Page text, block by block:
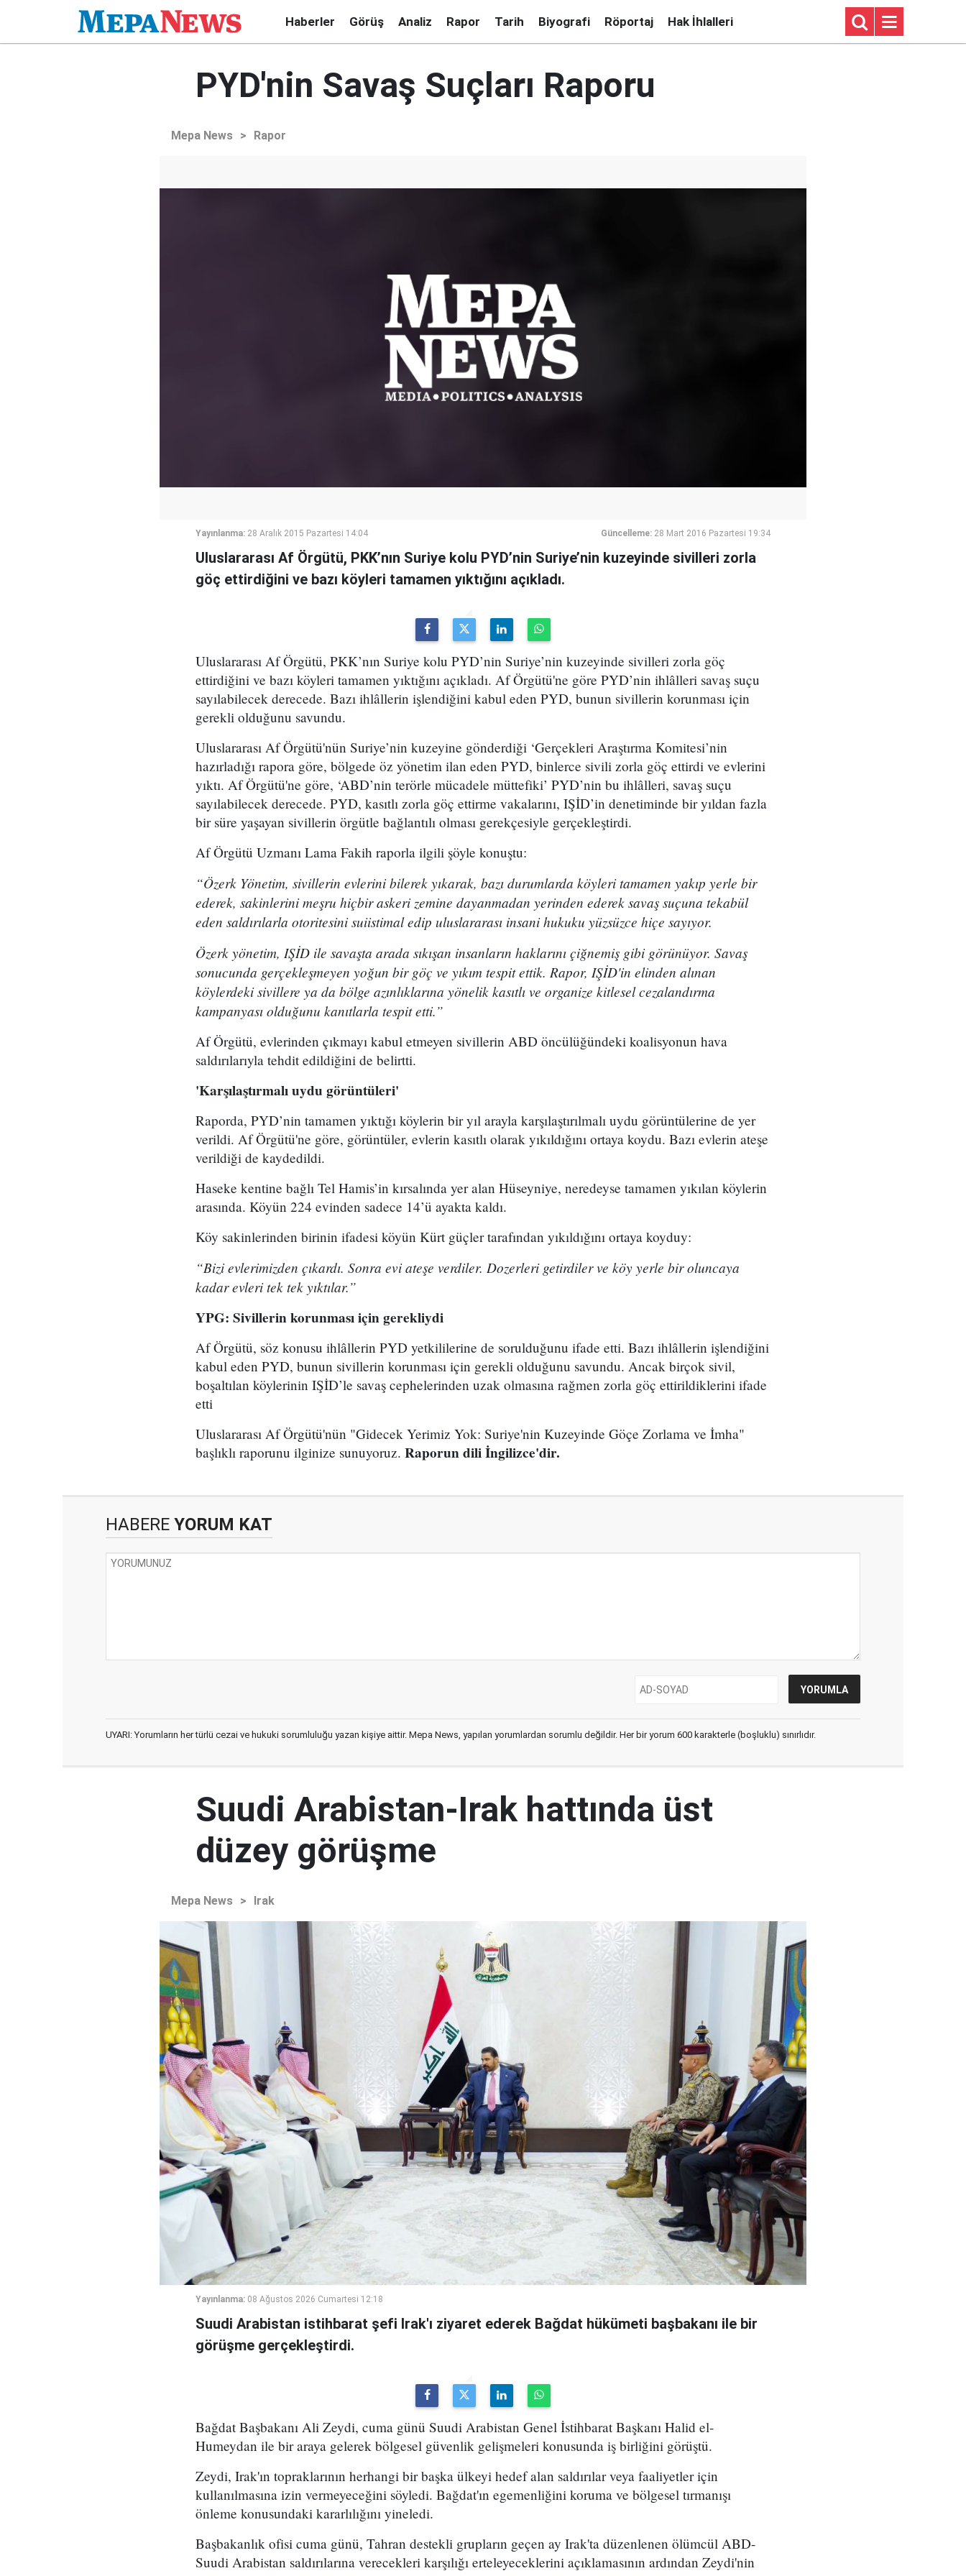
Haberler Görüş Analiz Rapor Tarih Biyografi Röportaj Hak İhlalleri
PYD'nin Savaş Suçları Raporu
Mepa News > Rapor
Yayınlanma: 28 Aralık 2015 Pazartesi 14:04 Güncelleme: 28 Mart 2016 Pazartesi 19:34
Uluslararası Af Örgütü, PKK’nın Suriye kolu PYD’nin Suriye’nin kuzeyinde sivilleri zorla
göç ettirdiğini ve bazı köyleri tamamen yıktığını açıkladı.
Uluslararası Af Örgütü, PKK’nın Suriye kolu PYD’nin Suriye’nin kuzeyinde sivilleri zorla göç
ettirdiğini ve bazı köyleri tamamen yıktığını açıkladı. Af Örgütü'ne göre PYD’nin ihlâlleri savaş suçu
sayılabilecek derecede. Bazı ihlâllerin işlendiğini kabul eden PYD, bunun sivillerin korunması için
gerekli olduğunu savundu.
Uluslararası Af Örgütü'nün Suriye’nin kuzeyine gönderdiği ‘Gerçekleri Araştırma Komitesi’nin
hazırladığı rapora göre, bölgede öz yönetim ilan eden PYD, binlerce sivili zorla göç ettirdi ve evlerini
yıktı. Af Örgütü'ne göre, ‘ABD’nin terörle mücadele müttefiki’ PYD’nin bu ihlâlleri, savaş suçu
sayılabilecek derecede. PYD, kasıtlı zorla göç ettirme vakalarını, IŞİD’in denetiminde bir yıldan fazla
bir süre yaşayan sivillerin örgütle bağlantılı olması gerekçesiyle gerçekleştirdi.
Af Örgütü Uzmanı Lama Fakih raporla ilgili şöyle konuştu:
“Özerk Yönetim, sivillerin evlerini bilerek yıkarak, bazı durumlarda köyleri tamamen yakıp yerle bir
ederek, sakinlerini meşru hiçbir askeri zemine dayanmadan yerinden ederek savaş suçuna tekabül
eden saldırılarla otoritesini suiistimal edip uluslararası insani hukuku yüzsüzce hiçe sayıyor.
Özerk yönetim, IŞİD ile savaşta arada sıkışan insanların haklarını çiğnemiş gibi görünüyor. Savaş
sonucunda gerçekleşmeyen yoğun bir göç ve yıkım tespit ettik. Rapor, IŞİD'in elinden alınan
köylerdeki sivillere ya da bölge azınlıklarına yönelik kasıtlı ve organize kitlesel cezalandırma
kampanyası olduğunu kanıtlarla tespit etti.”
Af Örgütü, evlerinden çıkmayı kabul etmeyen sivillerin ABD öncülüğündeki koalisyonun hava
saldırılarıyla tehdit edildiğini de belirtti.
'Karşılaştırmalı uydu görüntüleri'
Raporda, PYD’nin tamamen yıktığı köylerin bir yıl arayla karşılaştırılmalı uydu görüntülerine de yer
verildi. Af Örgütü'ne göre, görüntüler, evlerin kasıtlı olarak yıkıldığını ortaya koydu. Bazı evlerin ateşe
verildiği de kaydedildi.
Haseke kentine bağlı Tel Hamis’in kırsalında yer alan Hüseyniye, neredeyse tamamen yıkılan köylerin
arasında. Köyün 224 evinden sadece 14’ü ayakta kaldı.
Köy sakinlerinden birinin ifadesi köyün Kürt güçler tarafından yıkıldığını ortaya koyduy:
“Bizi evlerimizden çıkardı. Sonra evi ateşe verdiler. Dozerleri getirdiler ve köy yerle bir oluncaya
kadar evleri tek tek yıktılar.”
YPG: Sivillerin korunması için gerekliydi
Af Örgütü, söz konusu ihlâllerin PYD yetkililerine de sorulduğunu ifade etti. Bazı ihlâllerin işlendiğini
kabul eden PYD, bunun sivillerin korunması için gerekli olduğunu savundu. Ancak birçok sivil,
boşaltılan köylerinin IŞİD’le savaş cephelerinden uzak olmasına rağmen zorla göç ettirildiklerini ifade
etti
Uluslararası Af Örgütü'nün "Gidecek Yerimiz Yok: Suriye'nin Kuzeyinde Göçe Zorlama ve İmha"
başlıklı raporunu ilginize sunuyoruz. Raporun dili İngilizce'dir.
HABERE YORUM KAT
UYARI: Yorumların her türlü cezai ve hukuki sorumluluğu yazan kişiye aittir. Mepa News, yapılan yorumlardan sorumlu değildir. Her bir yorum 600 karakterle (boşluklu) sınırlıdır.
Suudi Arabistan-Irak hattında üst
düzey görüşme
Mepa News > Irak
Yayınlanma: 08 Ağustos 2026 Cumartesi 12:18
Suudi Arabistan istihbarat şefi Irak'ı ziyaret ederek Bağdat hükümeti başbakanı ile bir
görüşme gerçekleştirdi.
Bağdat Başbakanı Ali Zeydi, cuma günü Suudi Arabistan Genel İstihbarat Başkanı Halid el-
Humeydan ile bir araya gelerek bölgesel güvenlik gelişmeleri konusunda iş birliğini görüştü.
Zeydi, Irak'ın topraklarının herhangi bir başka ülkeyi hedef alan saldırılar veya faaliyetler için
kullanılmasına izin vermeyeceğini söyledi. Bağdat'ın egemenliğini koruma ve bölgesel tırmanışı
önleme konusundaki kararlılığını yineledi.
Başbakanlık ofisi cuma günü, Tahran destekli grupların geçen ay Irak'ta düzenlenen ölümcül ABD-
Suudi Arabistan saldırılarına verecekleri karşılığı erteleyeceklerini açıklamasının ardından Zeydi'nin